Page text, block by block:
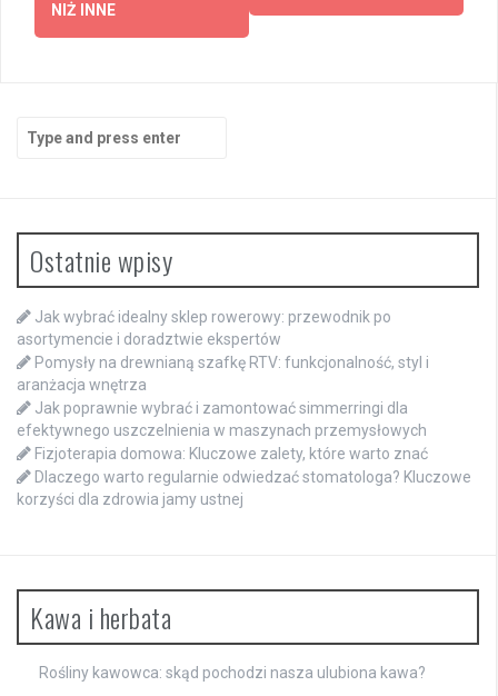
NIŻ INNE
for:
Ostatnie wpisy
Jak wybrać idealny sklep rowerowy: przewodnik po
asortymencie i doradztwie ekspertów
Pomysły na drewnianą szafkę RTV: funkcjonalność, styl i
aranżacja wnętrza
Jak poprawnie wybrać i zamontować simmerringi dla
efektywnego uszczelnienia w maszynach przemysłowych
Fizjoterapia domowa: Kluczowe zalety, które warto znać
Dlaczego warto regularnie odwiedzać stomatologa? Kluczowe
korzyści dla zdrowia jamy ustnej
Kawa i herbata
Rośliny kawowca: skąd pochodzi nasza ulubiona kawa?